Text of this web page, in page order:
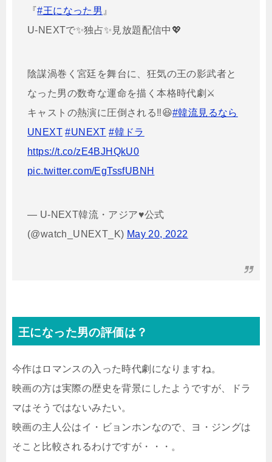
『#王になった男 』
U-NEXTで✨独占✨見放題配信中💖
陰謀渦巻く宮廷を舞台に、狂気の王の影武者と
なった男の数奇な運命を描く本格時代劇⚔️
キャストの熱演に圧倒される‼️😆#韓流見るなら
UNEXT #UNEXT #韓ドラ
https://t.co/zE4BJHQkU0
pic.twitter.com/EgTssfUBNH
— U-NEXT韓流・アジア♥公式
(@watch_UNEXT_K) May 20, 2022
王になった男の評価は？
今作はロマンスの入った時代劇になりますね。
映画の方は実際の歴史を背景にしたようですが、ドラ
マはそうではないみたい。
映画の主人公はイ・ビョンホンなので、ヨ・ジングは
そこと比較されるわけですが・・・。